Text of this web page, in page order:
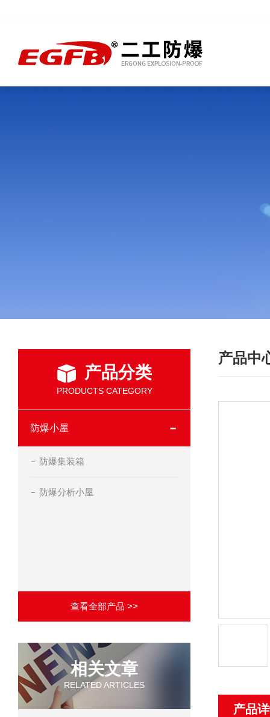
产品分类
PRODUCTS CATEGORY
防爆小屋
防爆集装箱
防爆分析小屋
查看全部产品 >>
相关文章
RELATED ARTICLES
产品中
产品